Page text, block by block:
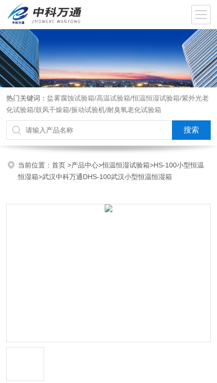
热门关键词：盐雾腐蚀试验箱/高温试验箱/恒温恒湿试验箱/紫外光老
化试验箱/鼓风干燥箱/振动试验机/耐臭氧老化试验箱
当前位置：首页>产品中心>恒温恒湿试验箱>HS-100小型恒温
恒湿箱>武汉中科万通DHS-100武汉小型恒温恒湿箱